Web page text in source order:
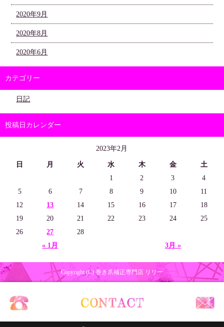
2020年9月
2020年8月
2020年6月
カテゴリー
日記
投稿日カレンダー
2023年2月
日 月 火 水 木 金 土
« 1月 3月 »
1 2 3
4
5
6 7 8 9 10
11
12
13 14 15 16 17
18
19
20 21 22 23 24
25
26
27 28
Copyright (C) 巻き爪補正専門店 リリー